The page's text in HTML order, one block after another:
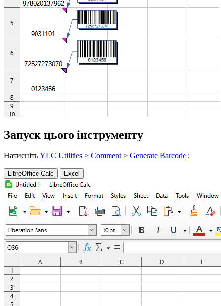
Запуск цього інструменту
Натисніть YLC Utilities > Comment > Generate Barcode :
LibreOffice Calc Excel